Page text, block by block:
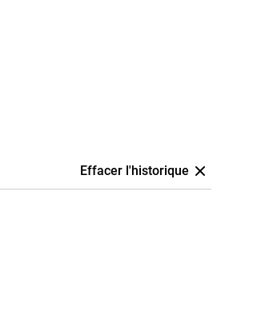
Effacer l'historique